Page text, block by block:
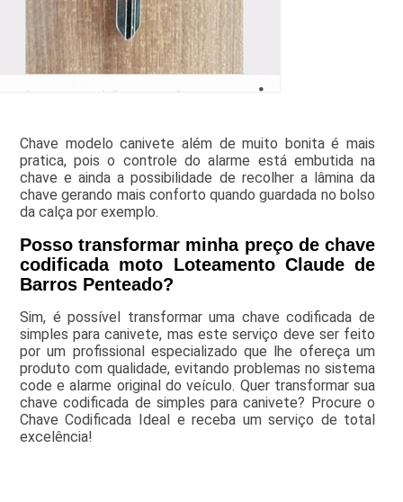
Chave modelo canivete além de muito bonita é mais
pratica, pois o controle do alarme está embutida na
chave e ainda a possibilidade de recolher a lâmina da
chave gerando mais conforto quando guardada no bolso
da calça por exemplo.
Posso transformar minha preço de chave
codificada moto Loteamento Claude de
Barros Penteado?
Sim, é possível transformar uma chave codificada de
simples para canivete, mas este serviço deve ser feito
por um profissional especializado que lhe ofereça um
produto com qualidade, evitando problemas no sistema
code e alarme original do veículo. Quer transformar sua
chave codificada de simples para canivete? Procure o
Chave Codificada Ideal e receba um serviço de total
excelência!